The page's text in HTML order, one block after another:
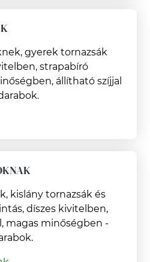
gyerek tornazsák
strapabíró
állítható szíjjal
kislány tornazsák és
díszes kivitelben,
magas minőségben -